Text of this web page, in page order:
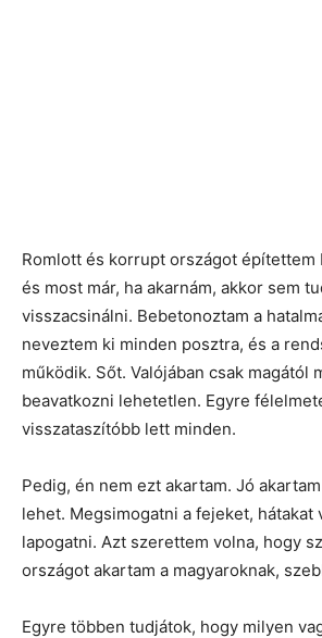
Romlott és korrupt országot építettem
és most már, ha akarnám, akkor sem
visszacsinálni. Bebetonoztam a
neveztem ki minden posztra, és a
működik. Sőt. Valójában csak magától
beavatkozni lehetetlen. Egyre
visszataszítóbb lett minden.
Pedig, én nem ezt akartam. Jó
lehet. Megsimogatni a fejeket, hátakat
lapogatni. Azt szerettem volna, hogy
országot akartam a magyaroknak,
Egyre többen tudjátok, hogy milyen